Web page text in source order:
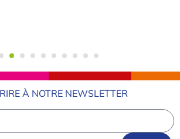
À NOTRE NEWSLETTER